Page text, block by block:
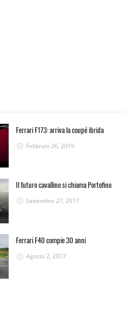
Ferrari F173: arriva la coupé ibrida
Febbraio 26, 2019
Il futuro cavallino si chiama Portofino
Settembre 27, 2017
Ferrari F40 compie 30 anni
Agosto 2, 2017